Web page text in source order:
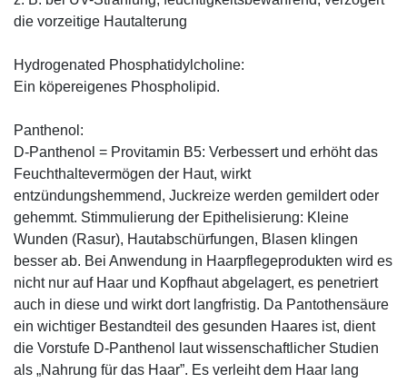
die vorzeitige Hautalterung
Hydrogenated Phosphatidylcholine:
Ein köpereigenes Phospholipid.
Panthenol:
D-Panthenol = Provitamin B5: Verbessert und erhöht das
Feuchthaltevermögen der Haut, wirkt
entzündungshemmend, Juckreize werden gemildert oder
gehemmt. Stimmulierung der Epithelisierung: Kleine
Wunden (Rasur), Hautabschürfungen, Blasen klingen
besser ab. Bei Anwendung in Haarpflegeprodukten wird es
nicht nur auf Haar und Kopfhaut abgelagert, es penetriert
auch in diese und wirkt dort langfristig. Da Pantothensäure
ein wichtiger Bestandteil des gesunden Haares ist, dient
die Vorstufe D-Panthenol laut wissenschaftlicher Studien
als „Nahrung für das Haar”. Es verleiht dem Haar lang